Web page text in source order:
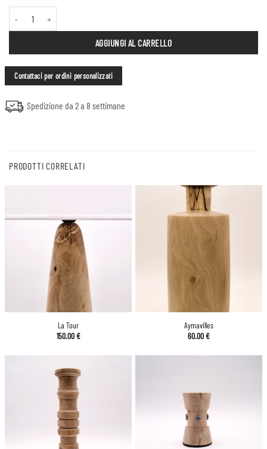
AGGIUNGI AL CARRELLO
Contattaci per ordini personalizzati
Spedizione da 2 a 8 settimane
PRODOTTI CORRELATI
La Tour
150.00€
Aymavilles
60.00€